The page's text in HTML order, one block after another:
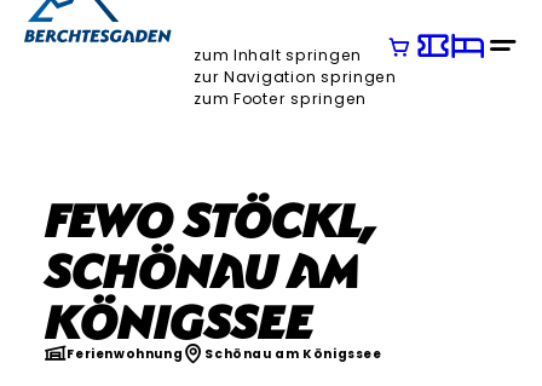
zum Inhalt springen
zur Navigation springen
zum Footer springen
Fewo Stöckl,
Schönau am
Königssee
Ferienwohnung Schönau am Königssee